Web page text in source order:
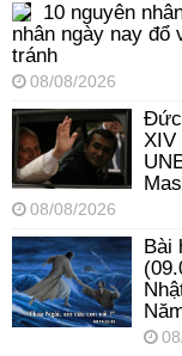
10 nguyên
nhân ngày nay đổ
tránh
08/08/2026
Đức
XIV
08/08/2026
Bài